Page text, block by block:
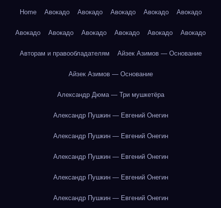
Home Авокадо Авокадо Авокадо Авокадо Авокадо
Авокадо Авокадо Авокадо Авокадо Авокадо Авокадо
Авторам и правообладателям Айзек Азимов — Основание
Айзек Азимов — Основание
Александр Дюма — Три мушкетёра
Александр Пушкин — Евгений Онегин
Александр Пушкин — Евгений Онегин
Александр Пушкин — Евгений Онегин
Александр Пушкин — Евгений Онегин
Александр Пушкин — Евгений Онегин